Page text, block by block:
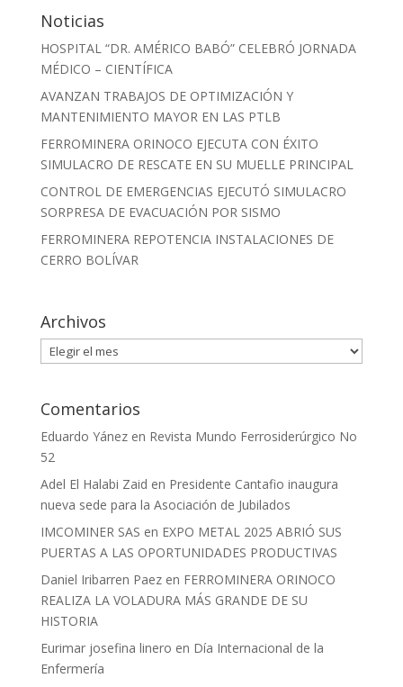
Noticias
HOSPITAL “DR. AMÉRICO BABÓ” CELEBRÓ JORNADA
MÉDICO – CIENTÍFICA
AVANZAN TRABAJOS DE OPTIMIZACIÓN Y
MANTENIMIENTO MAYOR EN LAS PTLB
FERROMINERA ORINOCO EJECUTA CON ÉXITO
SIMULACRO DE RESCATE EN SU MUELLE PRINCIPAL
CONTROL DE EMERGENCIAS EJECUTÓ SIMULACRO
SORPRESA DE EVACUACIÓN POR SISMO
FERROMINERA REPOTENCIA INSTALACIONES DE
CERRO BOLÍVAR
Archivos
Archivos
Comentarios
Eduardo Yánezen Revista Mundo Ferrosiderúrgico No
52
Adel El Halabi Zaid en Presidente Cantafio inaugura
nueva sede para la Asociación de Jubilados
IMCOMINER SAS en EXPO METAL 2025 ABRIÓ SUS
PUERTAS A LAS OPORTUNIDADES PRODUCTIVAS
Daniel Iribarren Paezen FERROMINERA ORINOCO
REALIZA LA VOLADURA MÁS GRANDE DE SU
HISTORIA
Eurimar josefina linero en Día Internacional de la
Enfermería